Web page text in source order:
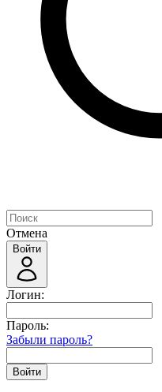
Отмена
Войти
Логин:
Пароль:
Забыли пароль?
Войти